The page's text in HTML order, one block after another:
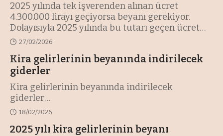
2025 yılında tek işverenden alınan ücret
4.300.000 lirayı geçiyorsa beyanı gerekiyor.
Dolayısıyla 2025 yılında bu tutarı geçen ücret
geliri elde edenler yıllık beyanname verecekler.
27/02/2026
Kira gelirlerinin beyanında indirilecek
giderler
Kira gelirlerinin beyanında indirilecek
giderler…
18/02/2026
2025 yılı kira gelirlerinin beyanı